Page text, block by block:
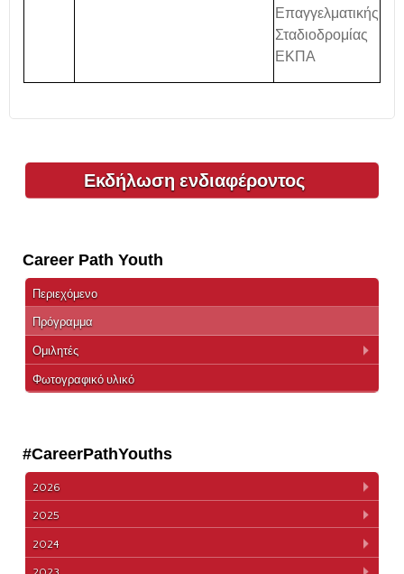
Επαγγελματικής
Σταδιοδρομίας
ΕΚΠΑ
Εκδήλωση ενδιαφέροντος
Career Path Youth
Περιεχόμενο
Πρόγραμμα
Ομιλητές
Φωτογραφικό υλικό
#CareerPathYouths
2026
2025
2024